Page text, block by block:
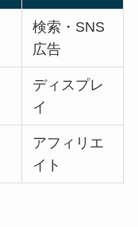
検索・SNS
広告
ディスプレ
イ
アフィリエ
イト